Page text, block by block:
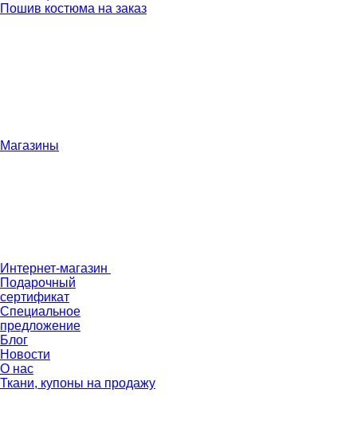
Пошив костюма на заказ
Магазины
Интернет-магазин
Подарочный
сертификат
Специальное
предложение
Блог
Новости
О нас
Ткани, купоны на продажу